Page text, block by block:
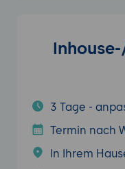
3 Tage -
Termin nach
In Ihrem